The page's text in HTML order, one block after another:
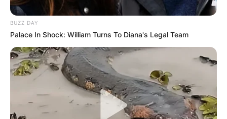
BUZZ DAY
Palace In Shock: William Turns To Diana's Legal Team